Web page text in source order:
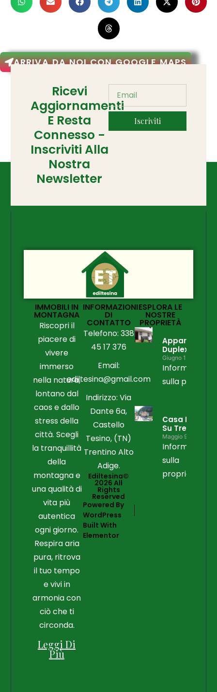
ARRIVA DA NOI CON GOOGLE MAPS
Ricevi
Aggiornamenti
E Resta
Connesso -
Inscriviti Alla
Nostra
Newsletter
Iscriviti
IMMOBILI IN
MONTAGNA
Riscopri il
piacere di
vivere
immerso
nella natura,
lontano dal
caos e dallo
stress della
città. Scegli
la tranquillità
della
montagna e
una qualità di
vita più
autentica
ogni giorno.
Respira aria
pura, ritrova
il tuo tempo
e vivi in
armonia con
ciò che ti
circonda.
Leggi Di
Più
INFORMAZIONI
DI
CONTATTO
Telefono: 338
45 17 376
Email:
ediltesina@gmail.com
Indirizzo: Via
Dante 6a,
Castello
Tesino, (TN)
Trentino Alto
Adige.
Ediltesina©
2026 All
Rights
Reserved
Powered By
WordPress
Built With
Elementor
ESPLORA LE
NOSTRE
PROPRIETÀ
Duplex
Giugno 15, 2026
Informazioni
sulla
Casa Libera
Su Tre Lati
Maggio 9, 2026
Informazioni
sulla
proprietà